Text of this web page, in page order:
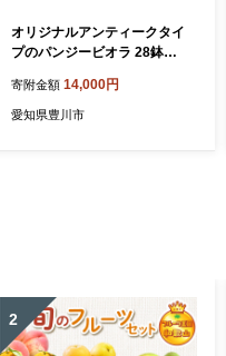
オリジナルアンティークタイ
プのパンジービオラ 28鉢セ
オラ 苗 ガーデニング 園芸 花
色 インテリア 【 2026年11
寄附金額 14,000円
愛知県豊川市
2